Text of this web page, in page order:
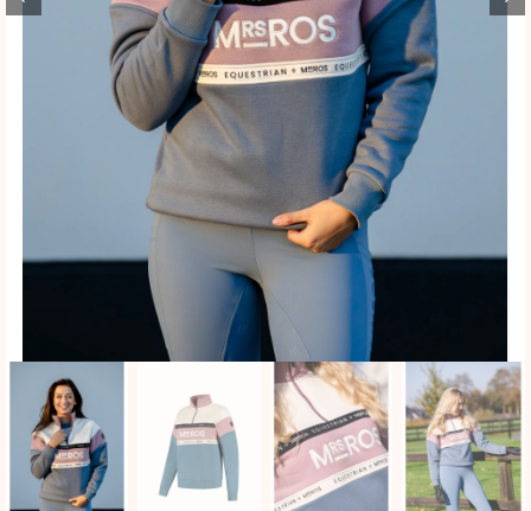
WEBSHOP